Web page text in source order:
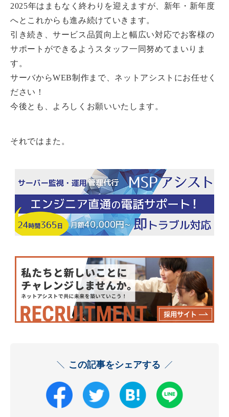
2025年はまもなく終わりを迎えますが、新年・新年度
へとこれからも進み続けていきます。
引き続き、サービス品質向上と幅広い対応でお客様の
サポートができるようスタッフ一同努めてまいりま
す。
サーバからWEB制作まで、ネットアシストにお任せく
ださい！
今後とも、よろしくお願いいたします。
それではまた。
この記事をシェアする